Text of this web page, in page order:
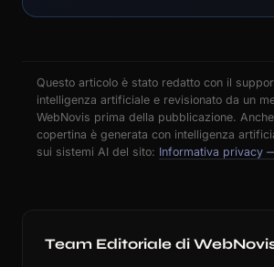
Questo articolo è stato redatto con il
intelligenza artificiale e revisionato da un
WebNovis prima della pubblicazione.
copertina è generata con intelligenza
sui sistemi AI del sito: Informativa privacy
Team Editoriale di